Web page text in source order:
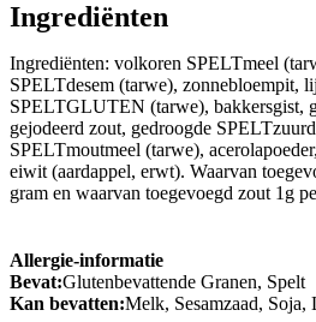
Ingrediënten
Ingrediënten: volkoren SPELTmeel
SPELTdesem (tarwe), zonnebloempit,
SPELTGLUTEN (tarwe), bakkersgist,
gejodeerd zout, gedroogde
SPELTmoutmeel (tarwe),
eiwit (aardappel, erwt). Waarvan
gram en waarvan toegevoegd zout 1g
Allergie-informatie
Bevat:Glutenbevattende Granen, Spelt
Kan bevatten:Melk, Sesamzaad, Soja,